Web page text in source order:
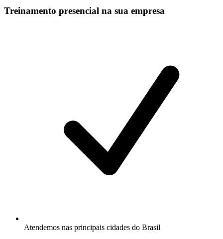
Treinamento presencial na sua empresa
Atendemos nas principais cidades do Brasil